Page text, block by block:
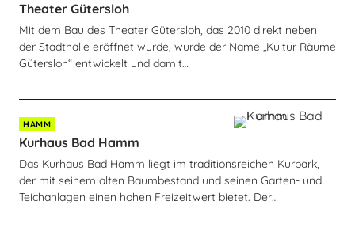
Theater Gütersloh
Mit dem Bau des Theater Gütersloh, das 2010 direkt neben
der Stadthalle eröffnet wurde, wurde der Name „Kultur Räume
Gütersloh“ entwickelt und damit…
HAMM
Kurhaus Bad Hamm
Das Kurhaus Bad Hamm liegt im traditionsreichen Kurpark,
der mit seinem alten Baumbestand und seinen Garten- und
Teichanlagen einen hohen Freizeitwert bietet. Der…